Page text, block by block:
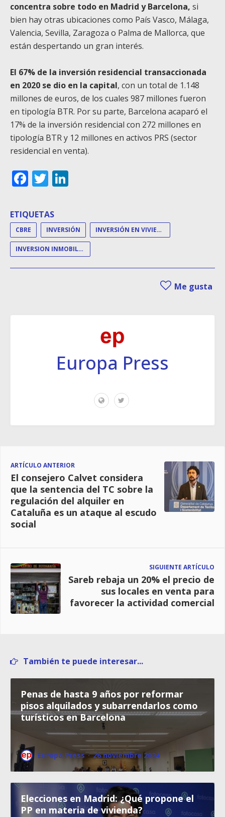
concentra sobre todo en Madrid y Barcelona, si
bien hay otras ubicaciones como País Vasco, Málaga,
Valencia, Sevilla, Zaragoza o Palma de Mallorca, que
están despertando un gran interés.
El 67% de la inversión residencial transaccionada
en 2020 se dio en la capital, con un total de 1.148
millones de euros, de los cuales 987 millones fueron
en tipología BTR. Por su parte, Barcelona acaparó el
17% de la inversión residencial con 272 millones en
tipología BTR y 12 millones en activos PRS (sector
residencial en venta).
Facebook
Twitter
ETIQUETAS
CBRE INVERSIÓN INVERSIÓN EN VIVIENDA
INVERSION INMOBILIARIA
Me gusta
Europa Press
ARTÍCULO ANTERIOR
El consejero Calvet considera
que la sentencia del TC sobre la
regulación del alquiler en
Cataluña es un ataque al escudo
social
SIGUIENTE ARTÍCULO
Sareb rebaja un 20% el precio de
sus locales en venta para
favorecer la actividad comercial
También te puede interesar...
Penas de hasta 9 años por reformar
pisos alquilados y subarrendarlos como
turísticos en Barcelona
Europa Press · 26 noviembre 2024
Elecciones en Madrid: ¿Qué propone el
PP en materia de vivienda?